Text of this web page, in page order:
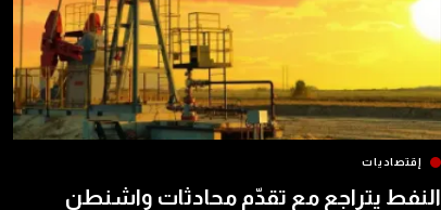
إقتصاديات
النفط يتراجع مع تقدّم محادثات واشنطن